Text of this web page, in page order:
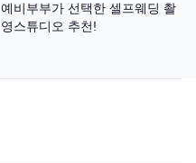
예비부부가 선택한 셀프웨딩 촬
영스튜디오 추천!